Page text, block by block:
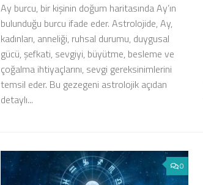
Ay burcu, bir kişinin doğum haritasında Ay’ın
bulunduğu burcu ifade eder. Astrolojide, Ay,
kadınları, anneliği, ruhsal durumu, duygusal
gücü, şefkati, sevgiyi, büyütme, besleme ve
çoğalma ihtiyaçlarını, sevgi gereksinimlerini
temsil eder. Bu gezegeni astrolojik açıdan
detaylı...
0